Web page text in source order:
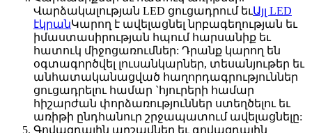
Վարձակալության LED ցուցադրում եւԱյլ LED
էկրանԿարող է ավելացնել նրբագեղության եւ
իմաստասիրության հպում հարսանիք եւ
հատուկ միջոցառումներ: Դրանք կարող են
օգտագործվել լուսանկարներ, տեսանյութեր եւ
անհատականացված հաղորդագրություններ
ցուցադրելու համար `հյուրերի համար
հիշարժան փորձառություններ ստեղծելու եւ
առիթի ընդհանուր շրջապատում ավելացնելը:
Գովազդային արշավներ եւ գովազդային